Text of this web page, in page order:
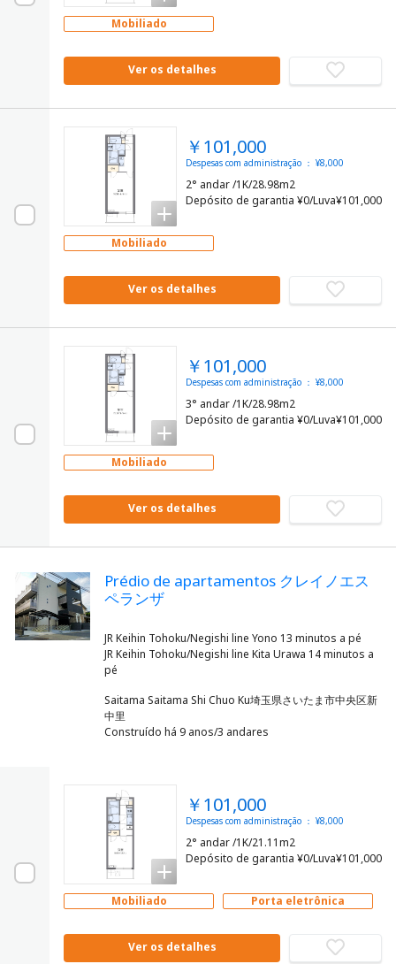
Mobiliado
Ver os detalhes
￥101,000
Despesas com administração ： ¥8,000
2° andar /1K/28.98m2
Depósito de garantia ¥0/Luva¥101,000
Mobiliado
Ver os detalhes
￥101,000
Despesas com administração ： ¥8,000
3° andar /1K/28.98m2
Depósito de garantia ¥0/Luva¥101,000
Mobiliado
Ver os detalhes
Prédio de apartamentos クレイノエス
ペランザ
JR Keihin Tohoku/Negishi line Yono 13 minutos a pé
JR Keihin Tohoku/Negishi line Kita Urawa 14 minutos a
Saitama Saitama Shi Chuo Ku埼玉県さいたま市中央区新
中里
Construído há 9 anos/3 andares
￥101,000
Despesas com administração ： ¥8,000
2° andar /1K/21.11m2
Depósito de garantia ¥0/Luva¥101,000
Mobiliado Porta eletrônica
Ver os detalhes